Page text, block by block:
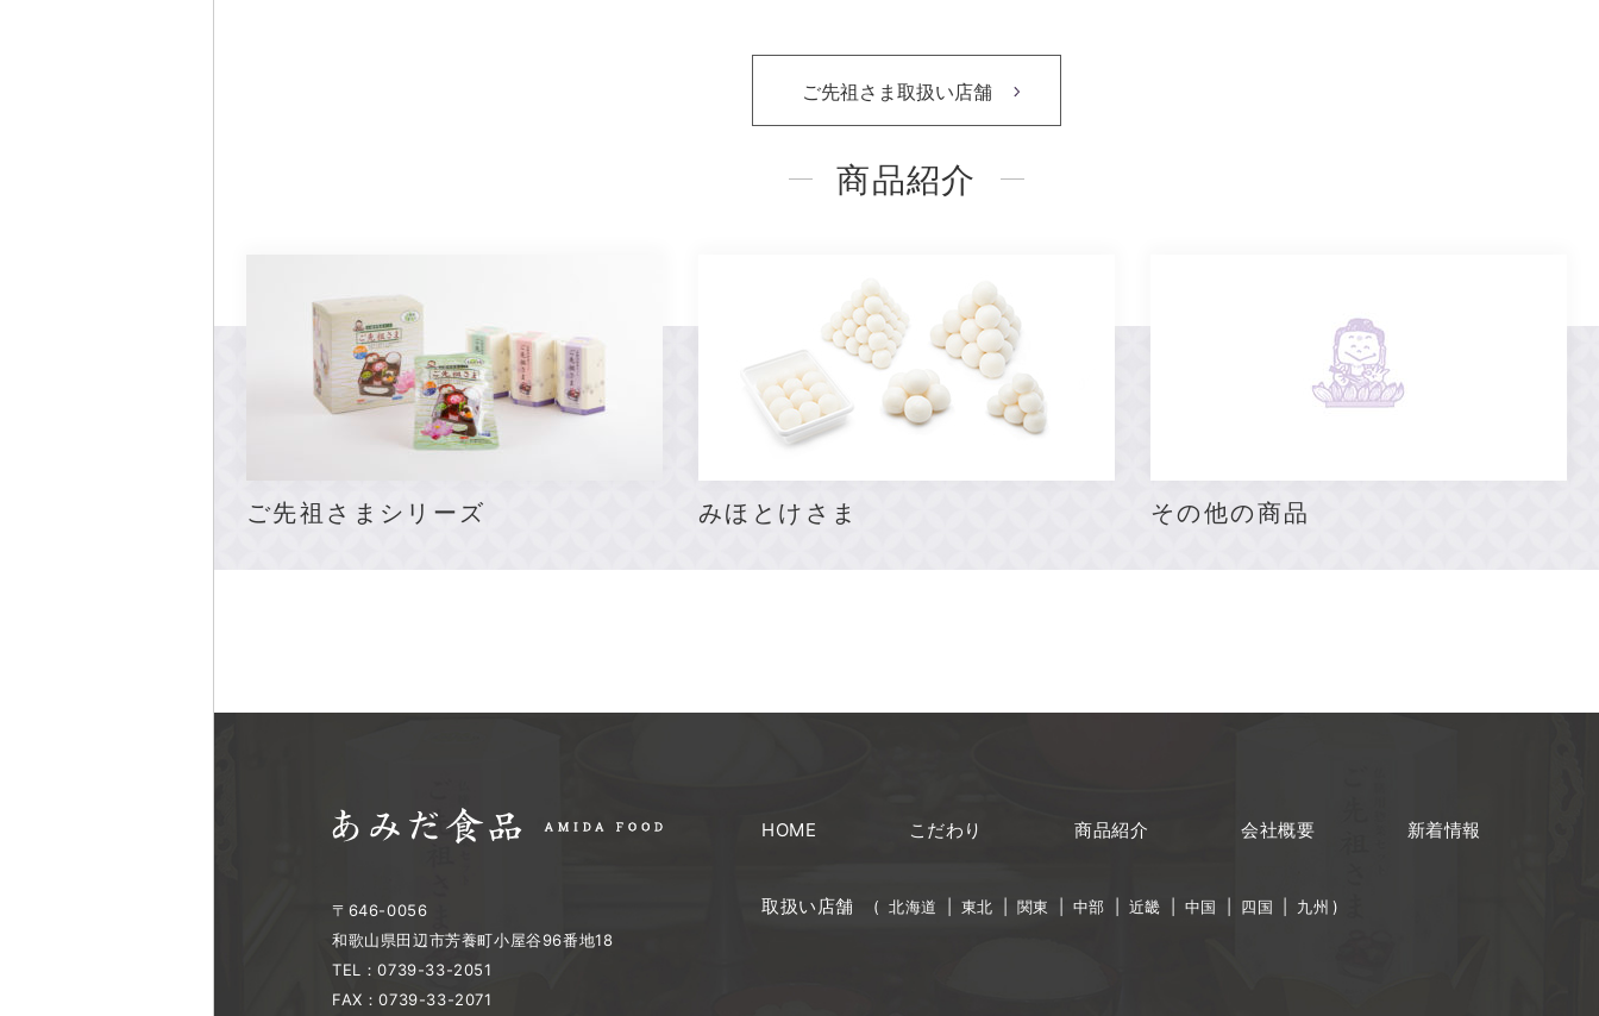
ご先祖さま取扱い店舗
商品紹介
ご先祖さまシリーズ みほとけさま その他の商品
〒646-0056
和歌山県田辺市芳養町小屋谷96番地18
TEL：0739-33-2051
FAX：0739-33-2071
HOME こだわり 商品紹介 会社概要 新着情報
取扱い店舗 ( 北海道 東北 関東 中部 近畿 中国 四国 九州 )